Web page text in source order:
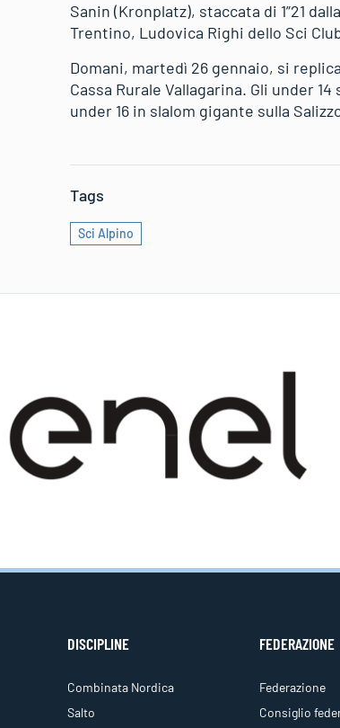
Sanin (Kronplatz), staccata di 1”21
Trentino, Ludovica Righi dello Sci
Domani, martedì 26 gennaio, si
Cassa Rurale Vallagarina. Gli under
under 16 in slalom gigante sulla
Tags
Sci Alpino
DISCIPLINE
Combinata Nordica
Salto
FEDERAZIONE
Federazione
Consiglio